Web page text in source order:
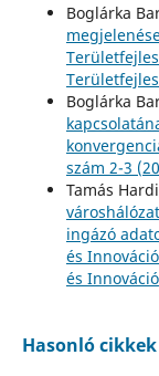
Boglárka
Boglárka
szám 2-3
Tamás
ingázó
és
és Innováció
Hasonló cikkek